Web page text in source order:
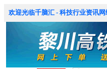
欢迎光临千脑汇 - 科技行业资讯